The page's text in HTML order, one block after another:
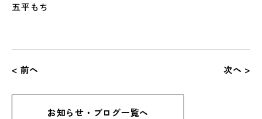
五平もち
< 前へ 次へ >
お知らせ・ブログ一覧へ